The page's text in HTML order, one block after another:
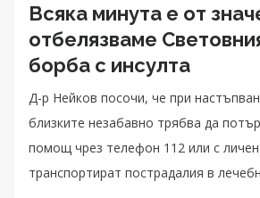
Всяка минута е от
отбелязваме
борба с инсулта
Д-р Нейков посочи, че при
близките незабавно трябва да
помощ чрез телефон 112 или с
транспортират пострадалия в